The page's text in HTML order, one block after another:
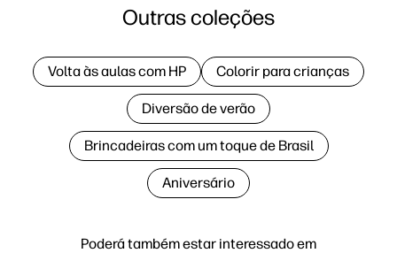
Poderá também estar interessado em
Outras coleções
Volta às aulas com HP Colorir para crianças
Diversão de verão
Brincadeiras com um toque de Brasil
Aniversário